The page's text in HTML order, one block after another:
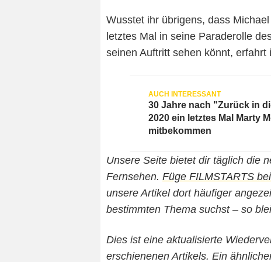
Wusstet ihr übrigens, dass
letztes Mal in seine Paraderolle
seinen Auftritt sehen könnt,
30 Jahre nach "Zurück in
2020 ein letztes Mal Marty
mitbekommen
Unsere Seite bietet dir täglich die
Fernsehen. Füge FILMSTARTS
unsere Artikel dort häufiger
bestimmten Thema suchst – so
Dies ist eine aktualisierte
erschienenen Artikels. Ein